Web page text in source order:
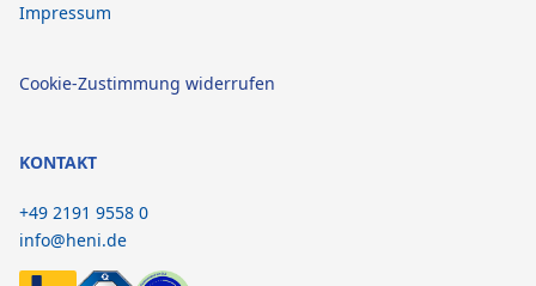
Impressum
Cookie-Zustimmung widerrufen
KONTAKT
+49 2191 9558 0
info@heni.de